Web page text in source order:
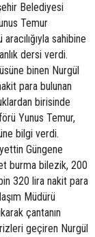
Belediyesi
Temur
sahibine
dersi verdi.
binen Nurgül
para bulunan
birisinde
Yunus Temur,
bilgi verdi.
Güngene
burma bilezik, 200
320 lira nakit para
Müdürü
çantanın
geçiren Nurgül